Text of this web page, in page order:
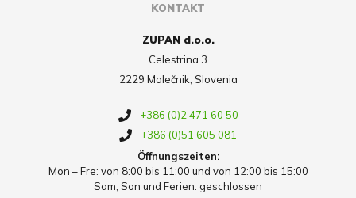
KONTAKT
ZUPAN d.o.o.
Celestrina 3
2229 Malečnik, Slovenia
+386 (0)2 471 60 50
+386 (0)51 605 081
Öffnungszeiten:
Mon – Fre: von 8:00 bis 11:00 und von 12:00 bis 15:00
Sam, Son und Ferien: geschlossen